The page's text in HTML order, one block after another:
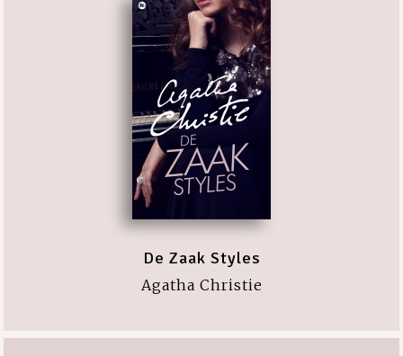
De Zaak Styles
Agatha Christie